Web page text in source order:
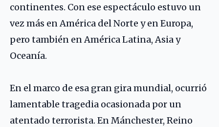
continentes. Con ese espectáculo estuvo un
vez más en América del Norte y en Europa,
pero también en América Latina, Asia y
Oceanía.
En el marco de esa gran gira mundial, ocurrió
lamentable tragedia ocasionada por un
atentado terrorista. En Mánchester, Reino